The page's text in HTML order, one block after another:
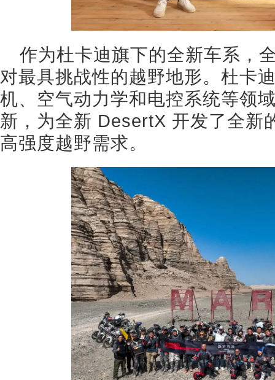
作为杜卡迪旗下的全新车系，
对最具挑战性的越野地形。杜卡
机、空气动力学和电控系统等领
新，为全新 DesertX 开发了全新
高强度越野需求。